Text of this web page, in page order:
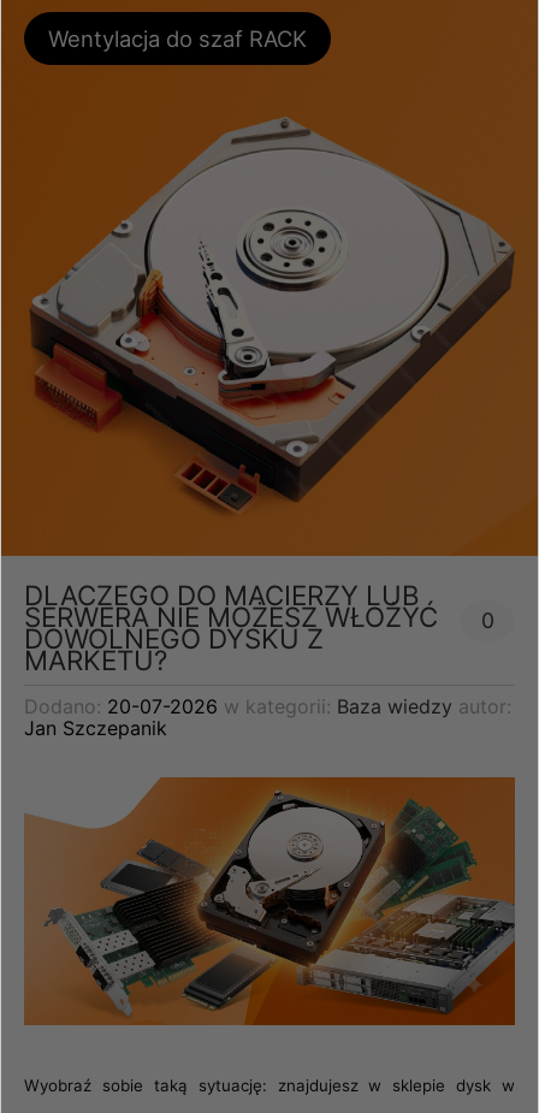
Wentylacja do szaf RACK
DLACZEGO DO MACIERZY LUB
SERWERA NIE MOŻESZ WŁOŻYĆ
DOWOLNEGO DYSKU Z
MARKETU?
0
Dodano: 20-07-2026 w kategorii: Baza wiedzy autor:
Jan Szczepanik
Wyobraź sobie taką sytuację: znajdujesz w sklepie dysk w